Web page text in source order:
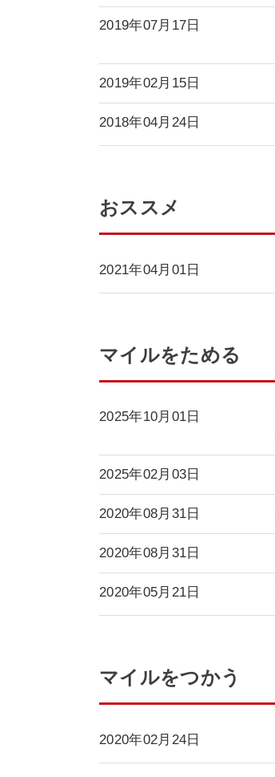
2019年07月17日
2019年02月15日
2018年04月24日
おススメ
2021年04月01日
マイルをためる
2025年10月01日
2025年02月03日
2020年08月31日
2020年08月31日
2020年05月21日
マイルをつかう
2020年02月24日